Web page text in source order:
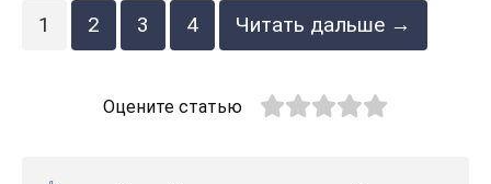
1 2 3 4 Читать дальше →
Оцените статью